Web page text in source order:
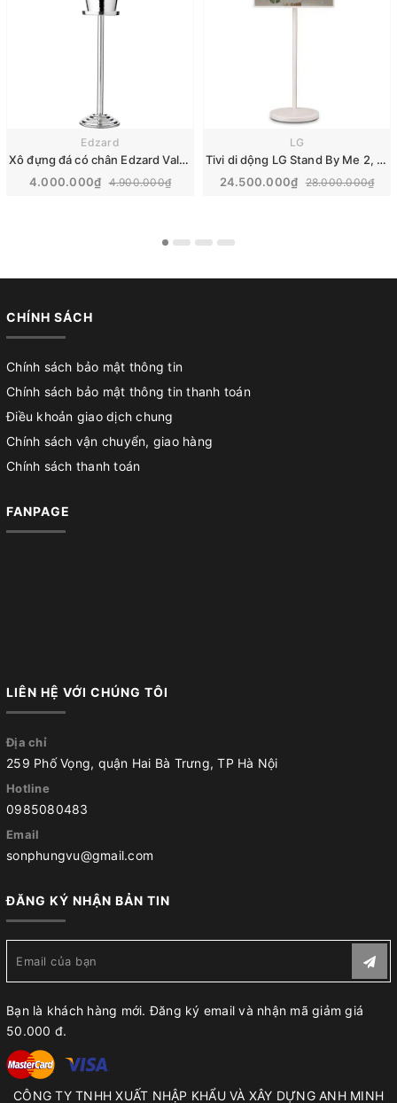
Edzard
Xô đựng đá có chân Edzard Valencia
4.000.000₫ 4.900.000₫
LG
Tivi di dộng LG Stand By Me 2, 27 inch 2025 | 27LX6TDGA
24.500.000₫ 28.000.000₫
CHÍNH SÁCH
Chính sách bảo mật thông tin
Chính sách bảo mật thông tin thanh toán
Điều khoản giao dịch chung
Chính sách vận chuyển, giao hàng
Chính sách thanh toán
FANPAGE
LIÊN HỆ VỚI CHÚNG TÔI
Địa chỉ
259 Phố Vọng, quận Hai Bà Trưng, TP Hà Nội
Hotline
0985080483
Email
sonphungvu@gmail.com
ĐĂNG KÝ NHẬN BẢN TIN
Bạn là khách hàng mới. Đăng ký email và nhận mã giảm giá
50.000 đ.
CÔNG TY TNHH XUẤT NHẬP KHẨU VÀ XÂY DỰNG ANH MINH